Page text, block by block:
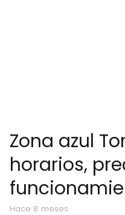
Zona azul
horarios,
hace 8 meses